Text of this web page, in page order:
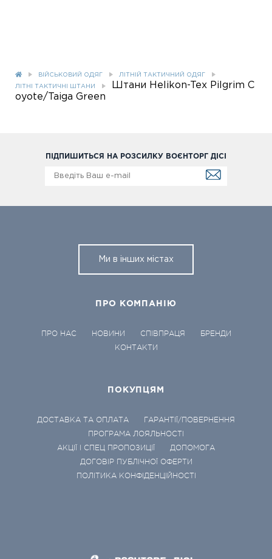
ВІЙСЬКОВИЙ ОДЯГ ЛІТНІЙ ТАКТИЧНИЙ ОДЯГ
ЛІТНІ ТАКТИЧНІ ШТАНИ
Штани Helikon-Tex Pilgrim C
oyote/Taiga Green
ПІДПИШИТЬСЯ НА РОЗСИЛКУ ВОЄНТОРГ ДІСІ
Ми в інших містах
ПРО КОМПАНІЮ
ПРО НАС НОВИНИ СПІВПРАЦЯ
БРЕНДИ
КОНТАКТИ
ПОКУПЦЯМ
ДОСТАВКА ТА ОПЛАТА
ГАРАНТІЇ/ПОВЕРНЕННЯ
ПРОГРАМА ЛОЯЛЬНОСТІ
АКЦІЇ І СПЕЦ ПРОПОЗИЦІЇ
ДОПОМОГА
ДОГОВІР ПУБЛІЧНОЇ ОФЕРТИ
ПОЛІТИКА КОНФІДЕНЦІЙНОСТІ